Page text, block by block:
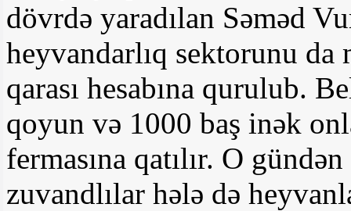
dövrdə yaradılan Səməd
heyvandarlıq sektorunu
qarası hesabına qurulub.
qoyun və 1000 baş inək
fermasına qatılır. O
zuvandlılar hələ də